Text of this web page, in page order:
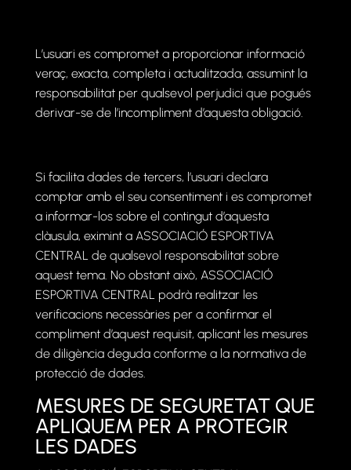
L’usuari es compromet a proporcionar informació
veraç, exacta, completa i actualitzada, assumint la
responsabilitat per qualsevol perjudici que pogués
derivar-se de l’incompliment d’aquesta obligació.
Si facilita dades de tercers, l’usuari declara
comptar amb el seu consentiment i es compromet
a informar-los sobre el contingut d’aquesta
clàusula, eximint a ASSOCIACIÓ ESPORTIVA
CENTRAL de qualsevol responsabilitat sobre
aquest tema. No obstant això, ASSOCIACIÓ
ESPORTIVA CENTRAL podrà realitzar les
verificacions necessàries per a confirmar el
compliment d’aquest requisit, aplicant les mesures
de diligència deguda conforme a la normativa de
protecció de dades.
MESURES DE SEGURETAT QUE
APLIQUEM PER A PROTEGIR
LES DADES